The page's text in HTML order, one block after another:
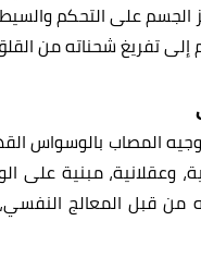
الجسم على التحكم
تفريغ شحناته من
المصاب بالوسواس
وعقلانية، مبنية
من قبل المعالج